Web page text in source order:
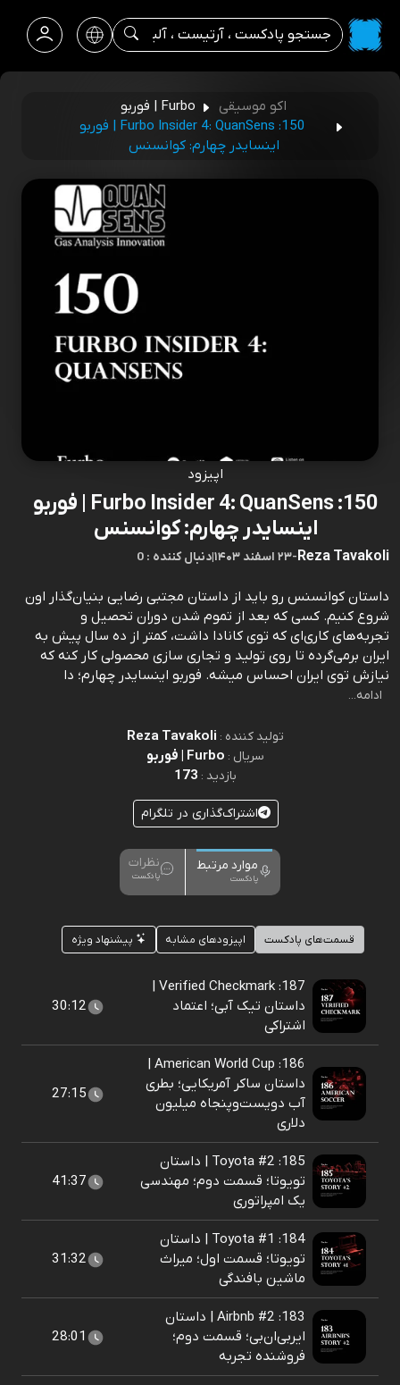
اکو موسیقی
Furbo | فوربو
150: Furbo Insider 4: QuanSens | فوربو
اینسایدر چهارم: کوانسنس
اپیزود
150: Furbo Insider 4: QuanSens | فوربو
اینسایدر چهارم: کوانسنس
Reza Tavakoli
-۲۳ اسفند ۱۴۰۳ |0 : دنبال کننده
داستان کوانسنس رو باید از داستان مجتبی رضایی بنیان‌گذار اون
شروع کنیم. کسی که بعد از تموم شدن دوران تحصیل و
تجربه‌های کاری‌ای که توی کانادا داشت، کمتر از ده سال پیش به
ایران برمی‌گرده تا روی تولید و تجاری سازی محصولی کار کنه که
نیازش توی ایران احساس میشه. فوربو اینسایدر چهارم؛ دا
ادامه...
تولید کننده : Reza Tavakoli
سریال : Furbo | فوربو
بازدید : 173
اشتراک‌گذاری در تلگرام
موارد مرتبط
پادکست
نظرات
پادکست
قسمت‌های پادکست اپیزودهای مشابه پیشنهاد ویژه
187: Verified Checkmark |
داستان تیک آبی؛ اعتماد
اشتراکی
30:12
186: American World Cup |
داستان ساکر آمریکایی؛ بطری
آب دویست‌و‌پنجاه میلیون
دلاری
27:15
185: Toyota #2 | داستان
تویوتا؛ قسمت دوم؛ مهندسی
یک امپراتوری
41:37
184: Toyota #1 | داستان
تویوتا؛ قسمت اول؛ میراث
ماشین بافندگی
31:32
183: Airbnb #2 | داستان
ایربی‌ان‌بی؛ قسمت دوم؛
فروشنده تجربه
28:01